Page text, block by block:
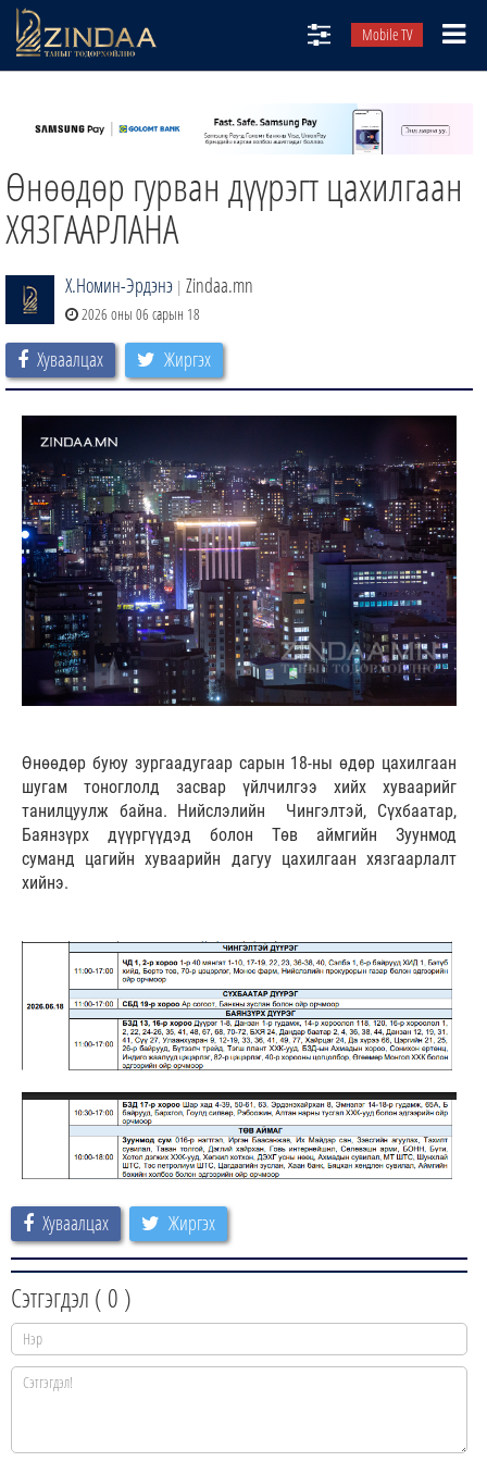
Mobile TV
ТВ8
ӨГЛӨӨНИЙ СОНИН
АУДИО ЗОХИОЛ
Өнөөдөр гурван дүүрэгт цахилгаан
ХЯЗГААРЛАНА
Х.Номин-Эрдэнэ | Zindaa.mn
2026 оны 06 сарын 18
Хуваалцах Жиргэх
Өнөөдөр буюу зургаадугаар сарын 18-ны өдөр цахилгаан
шугам тоноглолд засвар үйлчилгээ хийх хуваарийг
танилцуулж байна. Нийслэлийн Чингэлтэй, Сүхбаатар,
Баянзүрх дүүргүүдэд болон Төв аймгийн Зуунмод
суманд цагийн хуваарийн дагуу цахилгаан хязгаарлалт
хийнэ.
Хуваалцах Жиргэх
Сэтгэгдэл ( 0 )